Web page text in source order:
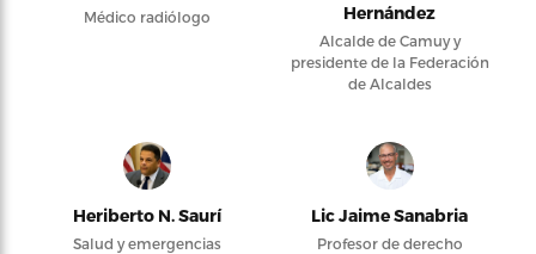
Médico radiólogo
Hernández
Alcalde de Camuy y
presidente de la Federación
de Alcaldes
Heriberto N. Saurí
Salud y emergencias
Lic Jaime Sanabria
Profesor de derecho